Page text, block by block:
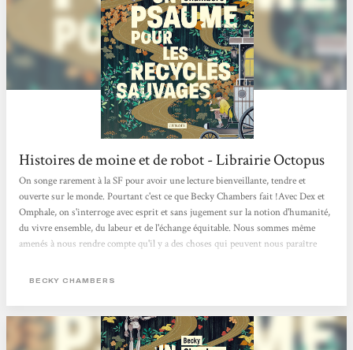
Histoires de moine et de robot - Librairie Octopus
On songe rarement à la SF pour avoir une lecture bienveillante, tendre et
ouverte sur le monde. Pourtant c'est ce que Becky Chambers fait !Avec Dex et
Omphale, on s'interroge avec esprit et sans jugement sur la notion d'humanité,
du vivre ensemble, du labeur et de l'échange équitable. Nous sommes même
amenés à nous rendre compte qu'il y a des choses qui peuvent nous paraître
comprendre l'empathie nécessaire à la compréhension des gens qui nous
BECKY CHAMBERS